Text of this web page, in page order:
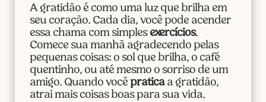
A gratidão é como uma luz que brilha em
seu coração. Cada dia, você pode acender
essa chama com simples exercícios.
Comece sua manhã agradecendo pelas
pequenas coisas: o sol que brilha, o café
quentinho, ou até mesmo o sorriso de um
amigo. Quando você praticaa gratidão,
atrai mais coisas boas para sua vida.